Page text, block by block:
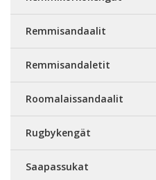
Remmisandaalit
Remmisandaletit
Roomalaissandaalit
Rugbykengät
Saapassukat